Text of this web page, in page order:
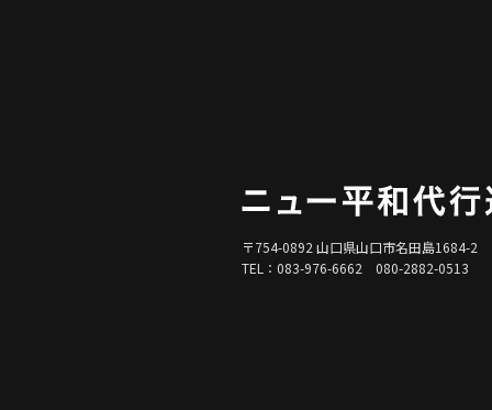
〒754-0892 山口県山口市名田島1684-2
TEL：083-976-6662 080-2882-0513